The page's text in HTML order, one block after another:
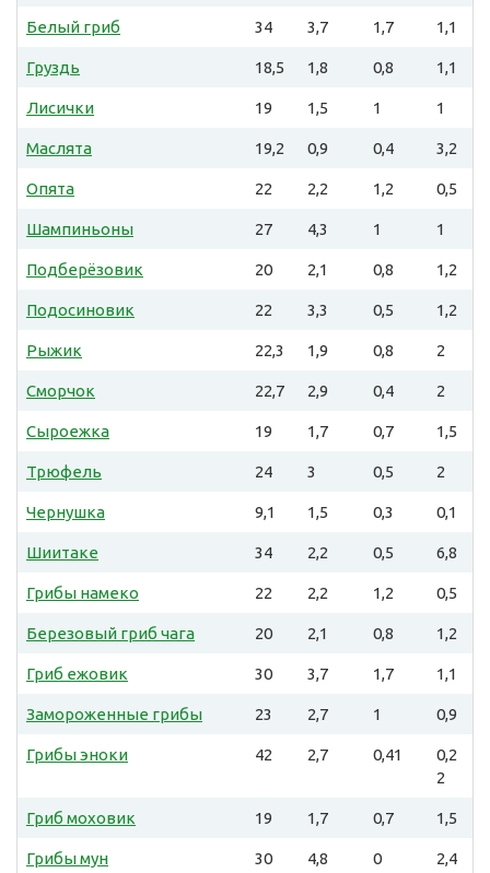
Белый гриб 34 3,7 1,7 1,1
Груздь 18,5 1,8 0,8 1,1
Лисички 19 1,5 1 1
Маслята 19,2 0,9 0,4 3,2
Опята 22 2,2 1,2 0,5
Шампиньоны 27 4,3 1 1
Подберёзовик 20 2,1 0,8 1,2
Подосиновик 22 3,3 0,5 1,2
Рыжик 22,3 1,9 0,8 2
Сморчок 22,7 2,9 0,4 2
Сыроежка 19 1,7 0,7 1,5
Трюфель 24 3 0,5 2
Чернушка 9,1 1,5 0,3 0,1
Шиитаке 34 2,2 0,5 6,8
Грибы намеко 22 2,2 1,2 0,5
Березовый гриб чага 20 2,1 0,8 1,2
Гриб ежовик 30 3,7 1,7 1,1
Замороженные грибы 23 2,7 1 0,9
Грибы эноки 42 2,7 0,41
0,2
2
Гриб моховик 19 1,7 0,7 1,5
Грибы мун 30 4,8 0 2,4